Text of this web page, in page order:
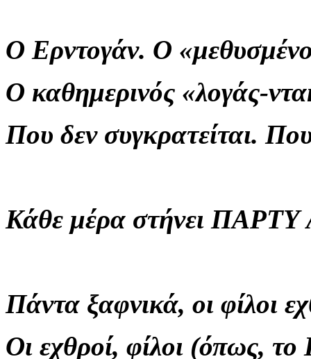
Ο Ερντογάν. Ο
Ο καθημερινός «λογάς-
Που δεν συγκρατείται.
Κάθε μέρα στήνει
Πάντα ξαφνικά, οι φίλοι
Οι εχθροί, φίλοι (όπως, το